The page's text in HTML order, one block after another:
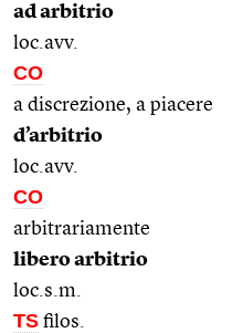
ad arbitrio
loc.avv.
CO
a discrezione, a piacere
d’arbitrio
loc.avv.
CO
arbitrariamente
libero arbitrio
loc.s.m.
TS filos.